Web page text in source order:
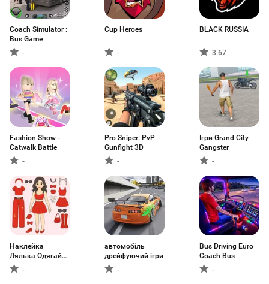
Coach Simulator :
Bus Game
-
Cup Heroes
-
BLACK RUSSIA
3.67
Fashion Show -
Catwalk Battle
-
Pro Sniper: PvP
Gunfight 3D
-
Ігри Grand City
Gangster
-
Наклейка
Лялька Одягай
Гра -
автомобіль
дрейфуючий ігри
-
Bus Driving Euro
Coach Bus
-